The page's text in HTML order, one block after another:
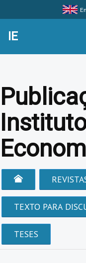
IE
TEXTO PARA
TESES